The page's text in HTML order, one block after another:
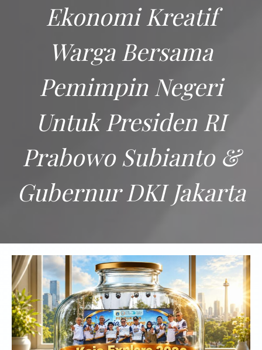
Ekonomi Kreatif
Warga Bersama
Pemimpin Negeri
Untuk Presiden RI
Prabowo Subianto &
Gubernur DKI Jakarta